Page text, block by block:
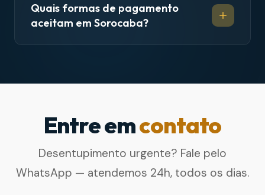
Quais formas de pagamento
aceitam em Sorocaba?
Entre emcontato
Desentupimento urgente? Fale pelo
WhatsApp — atendemos 24h, todos os dias.